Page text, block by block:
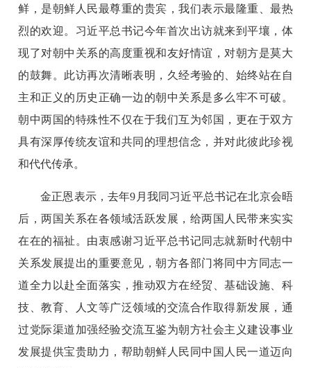
鲜，是朝鲜人民最尊重的贵宾，我们表示最隆重、最热
烈的欢迎。习近平总书记今年首次出访就来到平壤，体
现了对朝中关系的高度重视和友好情谊，对朝方是莫大
的鼓舞。此访再次清晰表明，久经考验的、始终站在自
主和正义的历史正确一边的朝中关系是多么牢不可破。
朝中两国的特殊性不仅在于我们互为邻国，更在于双方
具有深厚传统友谊和共同的理想信念，并对此彼此珍视
和代代传承。
金正恩表示，去年9月我同习近平总书记在北京会晤
后，两国关系在各领域活跃发展，给两国人民带来实实
在在的福祉。由衷感谢习近平总书记同志就新时代朝中
关系发展提出的重要意见，朝方各部门将同中方同志一
道全力以赴全面落实，推动双方在经贸、基础设施、科
技、教育、人文等广泛领域的交流合作取得新发展，通
过党际渠道加强经验交流互鉴为朝方社会主义建设事业
发展提供宝贵助力，帮助朝鲜人民同中国人民一道迈向